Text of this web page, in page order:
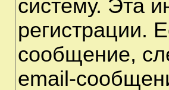
систему. Эта
регистрации.
сообщение,
email-